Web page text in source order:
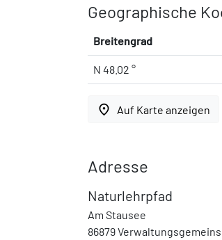
Geographische
Breitengrad
N 48.02 °
place Auf Karte anzeigen
Adresse
Naturlehrpfad
Am Stausee
86879